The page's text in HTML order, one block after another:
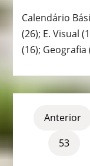
Calendário
(26); E. Visual
(16); Geografia
NAVEGAÇÃO
Anterior
53